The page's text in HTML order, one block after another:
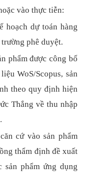
vào thực tiễn:
dự toán hàng
phê duyệt.
phẩm được công bố
WoS/Scopus, sản
theo quy định hiện
Thắng về thu nhập
cứ vào sản phẩm
thẩm định đề xuất
phẩm ứng dụng